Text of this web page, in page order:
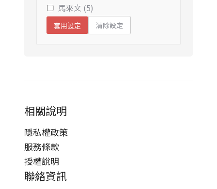
馬來文 (5)
套用設定 清除設定
相關說明
隱私權政策
服務條款
授權說明
聯絡資訊